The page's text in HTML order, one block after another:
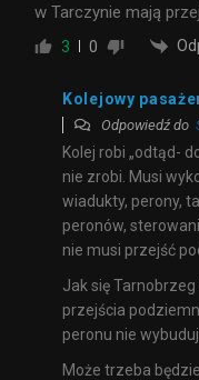
w Tarczynie mają
3 0
Kolejowy
Odpowiedź do
Kolej robi „odtąd-
nie zrobi. Musi
wiadukty, perony,
peronów,
nie musi przejść
Jak się Tarnobrzeg
przejścia
peronu nie
Może trzeba